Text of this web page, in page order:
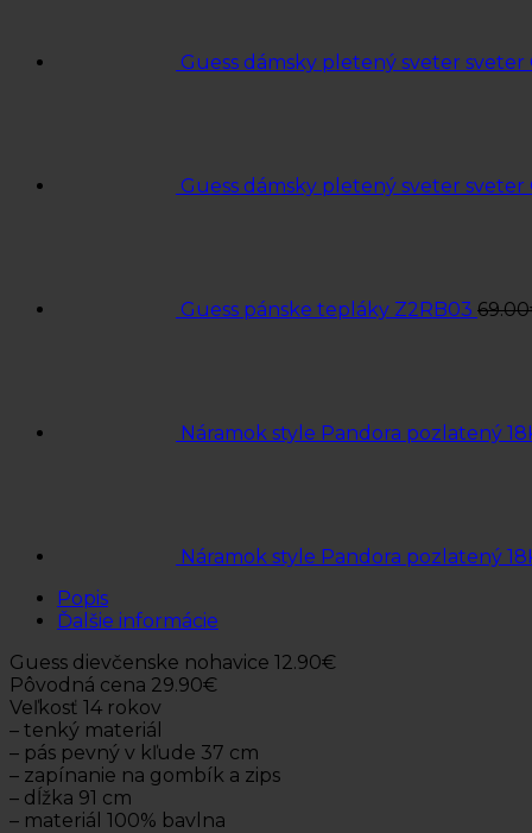
Guess dámsky pletený sveter sveter
Guess dámsky pletený sveter sveter
Guess pánske tepláky Z2RB03 69.00
Náramok style Pandora pozlatený
Náramok style Pandora pozlatený
Popis
Ďalšie informácie
Guess dievčenske nohavice 12.90€
Pôvodná cena 29.90€
Veľkosť 14 rokov
– tenký materiál
– pás pevný v kľude 37 cm
– zapínanie na gombík a zips
– dĺžka 91 cm
– materiál 100% bavlna